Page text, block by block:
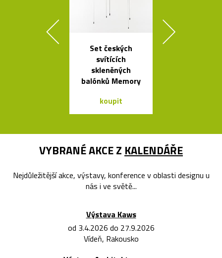
Set českých
svítících
skleněných
balónků Memory
koupit
VYBRANÉ AKCE Z KALENDÁŘE
Nejdůležitější akce, výstavy, konference v oblasti designu u
nás i ve světě...
Výstava Kaws
od 3.4.2026 do 27.9.2026
Vídeň, Rakousko